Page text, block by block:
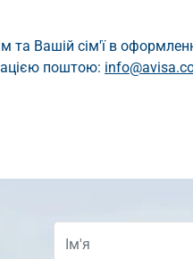
Вашій сім'ї в
поштою: